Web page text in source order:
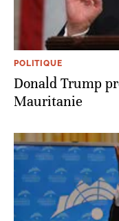
POLITIQUE
Donald Trump
Mauritanie